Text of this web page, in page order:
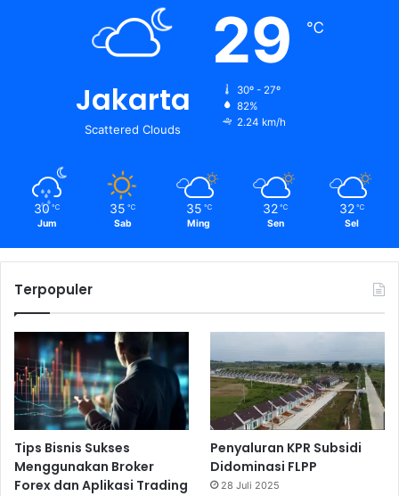
Jakarta
Scattered Clouds
29 ℃
30º - 27º
82%
2.24 km/h
30 ℃
Jum
35 ℃
Sab
35 ℃
Ming
32 ℃
Sen
32 ℃
Sel
Terpopuler
Tips Bisnis Sukses
Menggunakan Broker
Forex dan Aplikasi Trading
Penyaluran KPR Subsidi
Didominasi FLPP
28 Juli 2025